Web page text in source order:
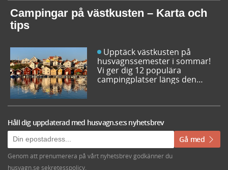
egna favoriter och hitta din
nästa favorit redan idag!
Campingar på västkusten – Karta och
tips
husvagnssemester i sommar!
Vi ger dig 12 populära
campingplatser längs den
campingar längst västkusten
Håll dig uppdaterad med husvagn.se:s nyhetsbrev
Gå med
Genom att prenumerera på vårt nyhetsbrev godkänner du
husvagn.se sekretesspolicy